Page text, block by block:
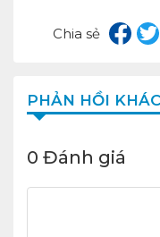
Chia sẻ
PHẢN HỒI
0 Đánh giá